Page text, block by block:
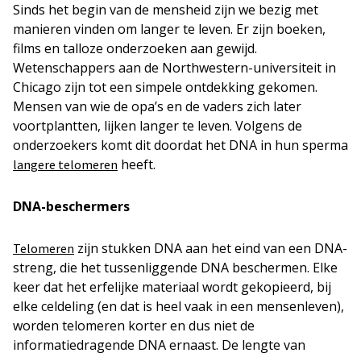
Sinds het begin van de mensheid zijn we bezig met
manieren vinden om langer te leven. Er zijn boeken,
films en talloze onderzoeken aan gewijd.
Wetenschappers aan de Northwestern-universiteit in
Chicago zijn tot een simpele ontdekking gekomen.
Mensen van wie de opa’s en de vaders zich later
voortplantten, lijken langer te leven. Volgens de
onderzoekers komt dit doordat het DNA in hun sperma
langere telomeren heeft.
DNA-beschermers
Telomeren zijn stukken DNA aan het eind van een DNA-
streng, die het tussenliggende DNA beschermen. Elke
keer dat het erfelijke materiaal wordt gekopieerd, bij
elke celdeling (en dat is heel vaak in een mensenleven),
worden telomeren korter en dus niet de
informatiedragende DNA ernaast. De lengte van